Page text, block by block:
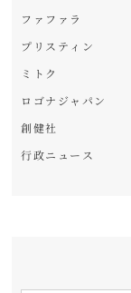
ファファラ
プリスティン
ミトク
ロゴナジャパン
創健社
行政ニュース